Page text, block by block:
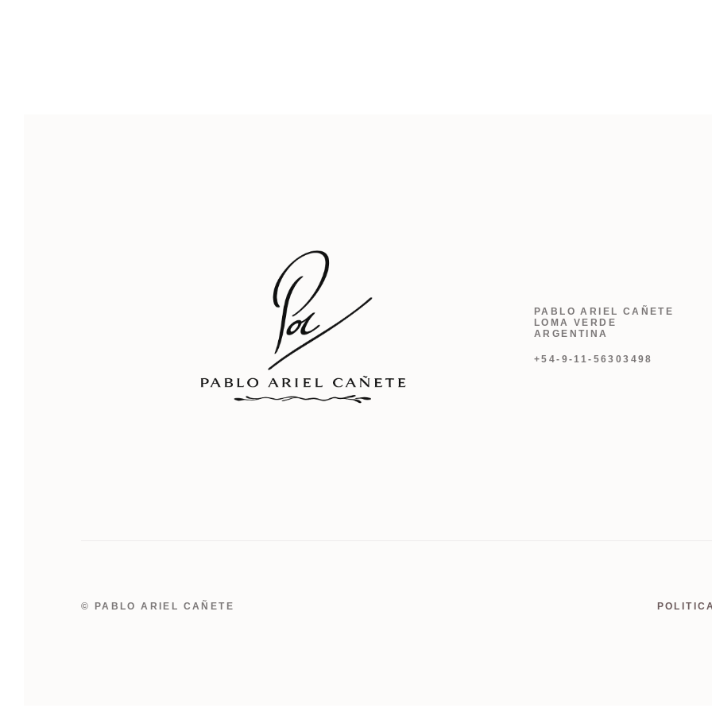
PABLO ARIEL CAÑETE
LOMA VERDE
ARGENTINA
+54-9-11-56303498
© PABLO ARIEL CAÑETE